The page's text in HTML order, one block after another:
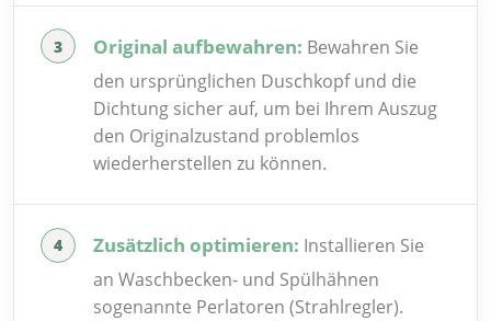
Original aufbewahren: Bewahren Sie
den ursprünglichen Duschkopf und die
Dichtung sicher auf, um bei Ihrem Auszug
den Originalzustand problemlos
wiederherstellen zu können.
Zusätzlich optimieren: Installieren Sie
an Waschbecken- und Spülhähnen
sogenannte Perlatoren (Strahlregler).